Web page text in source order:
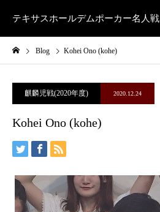
テキサスホールデムポーカー名人戦
Blog Kohei Ono (kohe)
麒麟児戦(2020年度) 2020.12.24
Kohei Ono (kohe)